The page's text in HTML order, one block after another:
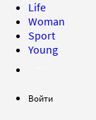
Life
Woman
Sport
Young
Войти